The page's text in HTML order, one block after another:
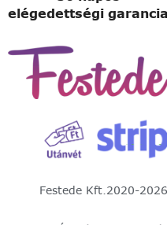
elégedettségi garancia
Festede Kft.2020-